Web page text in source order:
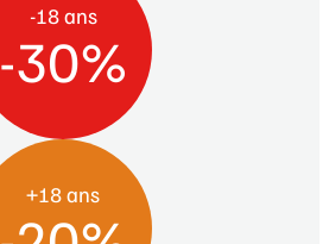
-18 ans
-30%
+18 ans